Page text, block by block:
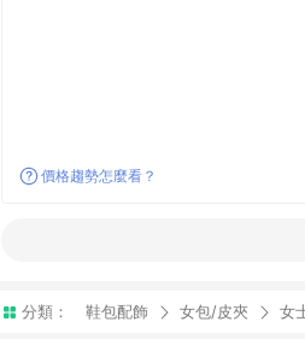
價格趨勢怎麼看？
分類： 鞋包配飾 女包/皮夾 女